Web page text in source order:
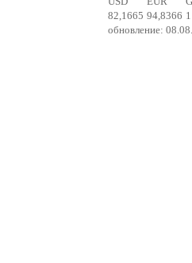
82,1665 94,8366
обновление: